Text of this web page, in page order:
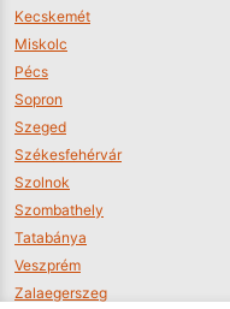
Kecskemét
Miskolc
Pécs
Sopron
Szeged
Székesfehérvár
Szolnok
Szombathely
Tatabánya
Veszprém
Zalaegerszeg